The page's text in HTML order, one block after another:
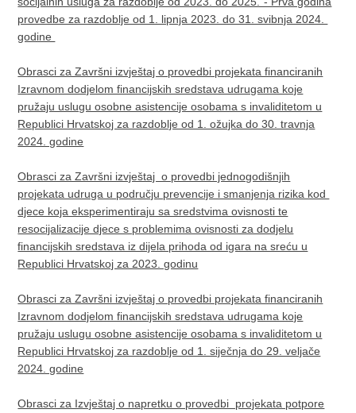
provedbe za razdoblje od 1. lipnja 2023. do 31. svibnja 2024.
godine
Obrasci za Završni izvještaj o provedbi projekata financiranih
Izravnom dodjelom financijskih sredstava udrugama koje
pružaju uslugu osobne asistencije osobama s invaliditetom u
Republici Hrvatskoj za razdoblje od 1. ožujka do 30. travnja
2024. godine
Obrasci za Završni izvještaj o provedbi jednogodišnjih
projekata udruga u području prevencije i smanjenja rizika kod
djece koja eksperimentiraju sa sredstvima ovisnosti te
resocijalizacije djece s problemima ovisnosti za dodjelu
financijskih sredstava iz dijela prihoda od igara na sreću u
Republici Hrvatskoj za 2023. godinu
Obrasci za Završni izvještaj o provedbi projekata financiranih
Izravnom dodjelom financijskih sredstava udrugama koje
pružaju uslugu osobne asistencije osobama s invaliditetom u
Republici Hrvatskoj za razdoblje od 1. siječnja do 29. veljače
2024. godine
Obrasci za Izvještaj o napretku o provedbi projekata potpore